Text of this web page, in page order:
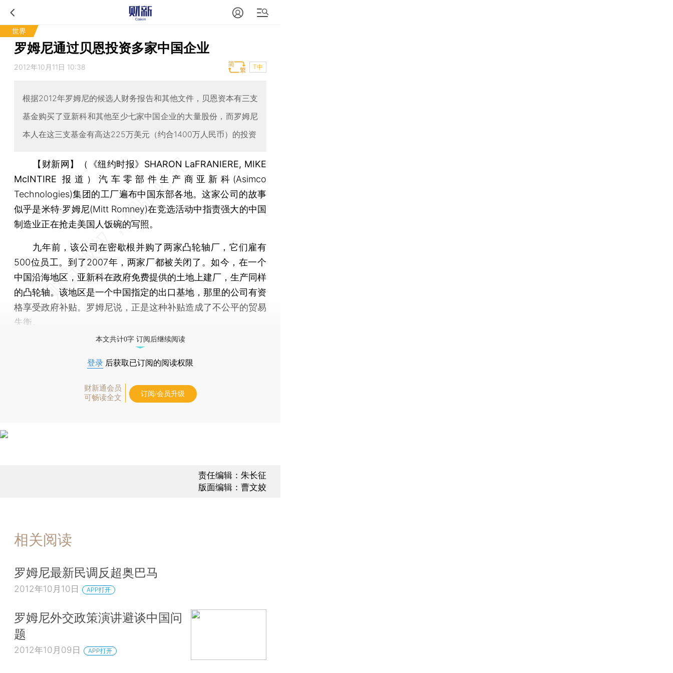
世界
罗姆尼通过贝恩投资多家中国企业
2012年10月11日 10:38 T中
根据2012年罗姆尼的候选人财务报告和其他文件，贝恩资本有三支
基金购买了亚新科和其他至少七家中国企业的大量股份，而罗姆尼
本人在这三支基金有高达225万美元（约合1400万人民币）的投资
【财新网】（《纽约时报》SHARON LaFRANIERE, MIKE
McINTIRE 报道）汽车零部件生产商亚新科(Asimco
Technologies)集团的工厂遍布中国东部各地。这家公司的故事
似乎是米特·罗姆尼(Mitt Romney)在竞选活动中指责强大的中国
制造业正在抢走美国人饭碗的写照。
九年前，该公司在密歇根并购了两家凸轮轴厂，它们雇有
500位员工。到了2007年，两家厂都被关闭了。如今，在一个
中国沿海地区，亚新科在政府免费提供的土地上建厂，生产同样
的凸轮轴。该地区是一个中国指定的出口基地，那里的公司有资
格享受政府补贴。罗姆尼说，正是这种补贴造成了不公平的贸易
失衡。
本文共计0字 订阅后继续阅读
登录 后获取已订阅的阅读权限
财新通会员
可畅读全文
订阅/会员升级
责任编辑：朱长征
版面编辑：曹文姣
相关阅读
罗姆尼最新民调反超奥巴马
2012年10月10日 APP打开
罗姆尼外交政策演讲避谈中国问
题
2012年10月09日 APP打开